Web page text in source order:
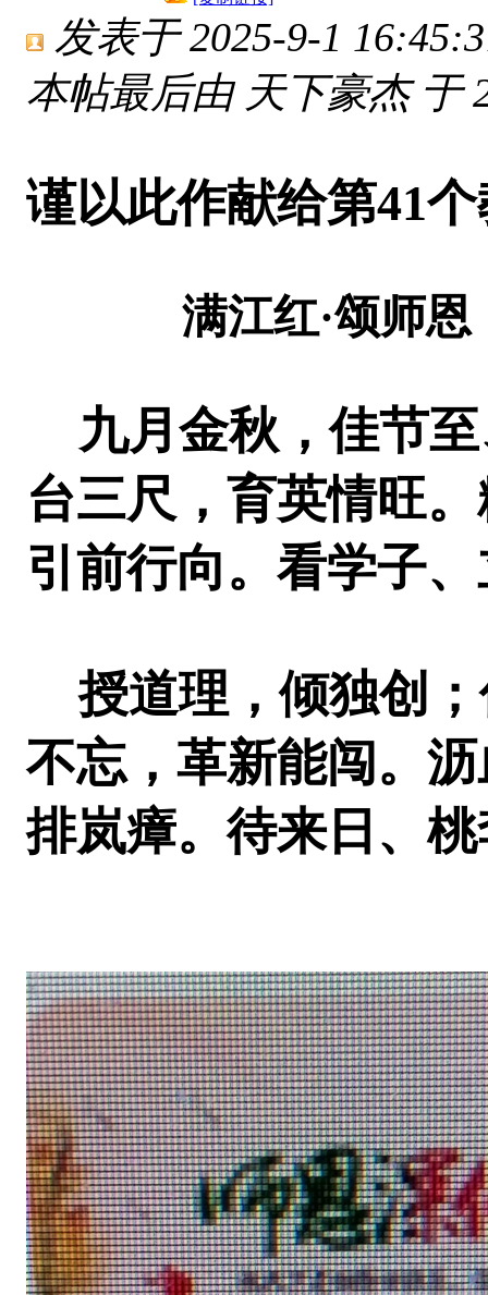
发表于 2025-9-1
本帖最后由 天下豪杰 于
谨以此作献给第41
满江红·颂师恩
九月金秋，佳节至
台三尺，育英情旺
引前行向。看学子
授道理，倾独创；
不忘，革新能闯。
排岚瘴。待来日、